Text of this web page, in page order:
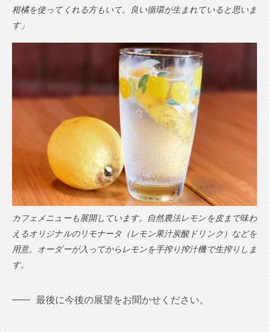
柑橘を使ってくれる方もいて。良い循環が生まれていると思いま
す」
カフェメニューも展開しています。自然農法レモンを皮まで味わ
えるオリジナルのリモナータ（レモン果汁炭酸ドリンク）などを
用意。オーダーが入ってからレモンを手搾り搾汁機で生搾りしま
す。
最後に今後の展望をお聞かせください。